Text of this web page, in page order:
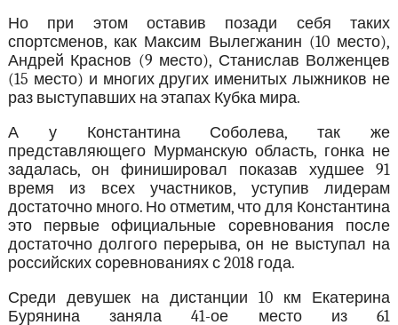
Но при этом оставив позади себя таких
спортсменов, как Максим Вылегжанин (10 место),
Андрей Краснов (9 место), Станислав Волженцев
(15 место) и многих других именитых лыжников не
раз выступавших на этапах Кубка мира.
А у Константина Соболева, так же
представляющего Мурманскую область, гонка не
задалась, он финишировал показав худшее 91
время из всех участников, уступив лидерам
достаточно много. Но отметим, что для Константина
это первые официальные соревнования после
достаточно долгого перерыва, он не выступал на
российских соревнованиях с 2018 года.
Среди девушек на дистанции 10 км Екатерина
Бурянина заняла 41-ое место из 61